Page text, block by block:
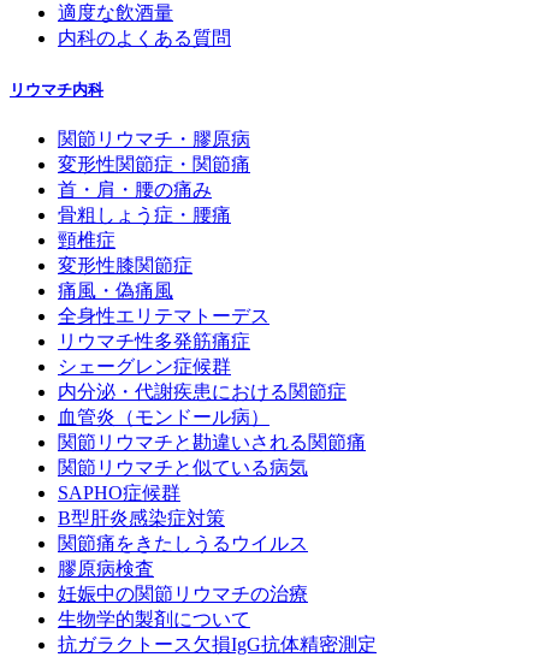
適度な飲酒量
内科のよくある質問
リウマチ内科
関節リウマチ・膠原病
変形性関節症・関節痛
首・肩・腰の痛み
骨粗しょう症・腰痛
頸椎症
変形性膝関節症
痛風・偽痛風
全身性エリテマトーデス
リウマチ性多発筋痛症
シェーグレン症候群
内分泌・代謝疾患における関節症
血管炎（モンドール病）
関節リウマチと勘違いされる関節痛
関節リウマチと似ている病気
SAPHO症候群
B型肝炎感染症対策
関節痛をきたしうるウイルス
膠原病検査
妊娠中の関節リウマチの治療
生物学的製剤について
抗ガラクトース欠損IgG抗体精密測定